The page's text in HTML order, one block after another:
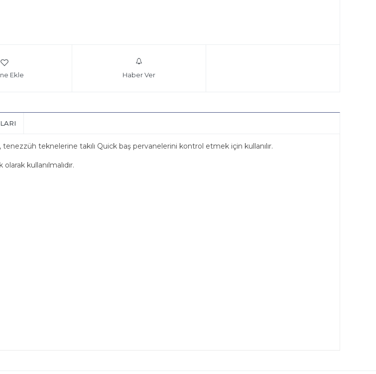
Ekle Haber Ver
teknelerine takılı Quick baş pervanelerini kontrol etmek için kullanılır.
kullanılmalıdır.